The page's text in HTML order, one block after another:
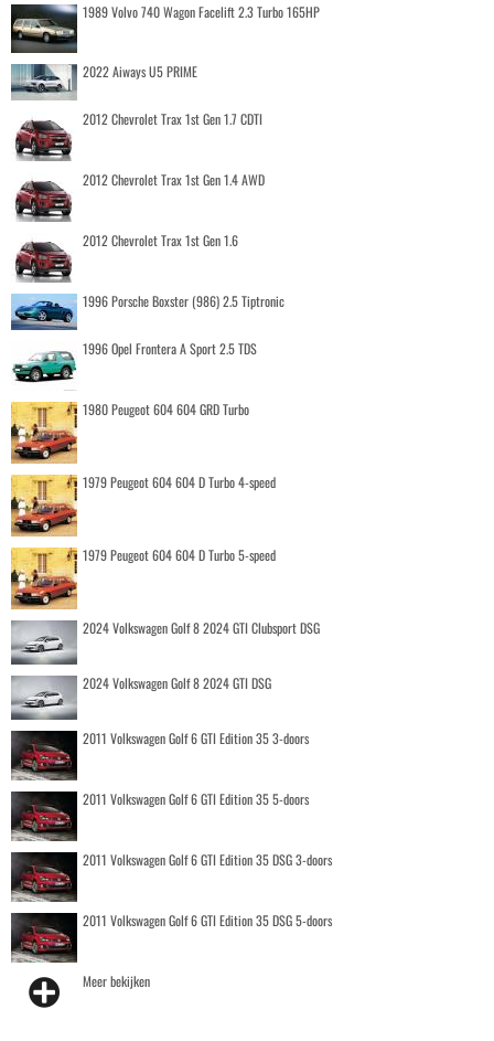
1989 Volvo 740 Wagon Facelift 2.3 Turbo 165HP
2022 Aiways U5 PRIME
2012 Chevrolet Trax 1st Gen 1.7 CDTI
2012 Chevrolet Trax 1st Gen 1.4 AWD
2012 Chevrolet Trax 1st Gen 1.6
1996 Porsche Boxster (986) 2.5 Tiptronic
1996 Opel Frontera A Sport 2.5 TDS
1980 Peugeot 604 604 GRD Turbo
1979 Peugeot 604 604 D Turbo 4-speed
1979 Peugeot 604 604 D Turbo 5-speed
2024 Volkswagen Golf 8 2024 GTI Clubsport DSG
2024 Volkswagen Golf 8 2024 GTI DSG
2011 Volkswagen Golf 6 GTI Edition 35 3-doors
2011 Volkswagen Golf 6 GTI Edition 35 5-doors
2011 Volkswagen Golf 6 GTI Edition 35 DSG 3-doors
2011 Volkswagen Golf 6 GTI Edition 35 DSG 5-doors
Meer bekijken